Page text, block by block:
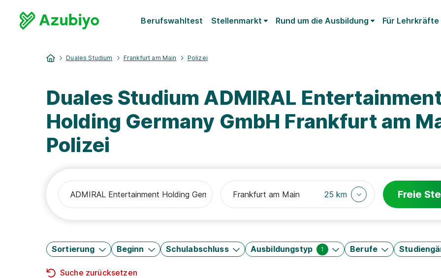
Berufswahltest Stellenmarkt Rund um die Ausbildung Für Lehrkräfte
Duales Studium Frankfurt am Main Polizei
Duales Studium ADMIRAL
Holding Germany GmbH Frankfurt am
Polizei
25 km Freie
Sortierung Beginn Schulabschluss Ausbildungstyp 1 Berufe
Suche zurücksetzen